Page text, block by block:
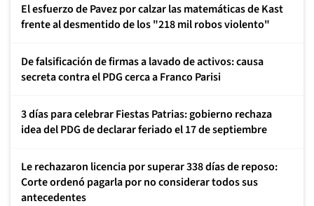
El esfuerzo de Pavez por calzar las matemáticas de Kast
frente al desmentido de los "218 mil robos violento"
De falsificación de firmas a lavado de activos: causa
secreta contra el PDG cerca a Franco Parisi
3 días para celebrar Fiestas Patrias: gobierno rechaza
idea del PDG de declarar feriado el 17 de septiembre
Le rechazaron licencia por superar 338 días de reposo:
Corte ordenó pagarla por no considerar todos sus
antecedentes